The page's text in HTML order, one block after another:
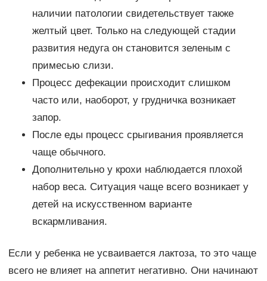
наличии патологии свидетельствует также
желтый цвет. Только на следующей стадии
развития недуга он становится зеленым с
примесью слизи.
Процесс дефекации происходит слишком
часто или, наоборот, у грудничка возникает
запор.
После еды процесс срыгивания проявляется
чаще обычного.
Дополнительно у крохи наблюдается плохой
набор веса. Ситуация чаще всего возникает у
детей на искусственном варианте
вскармливания.
Если у ребенка не усваивается лактоза, то это чаще
всего не влияет на аппетит негативно. Они начинают